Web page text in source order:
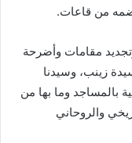
من قاعات.
مقامات وأضرحة
زينب، وسيدنا
بالمساجد وما بها من
والروحاني